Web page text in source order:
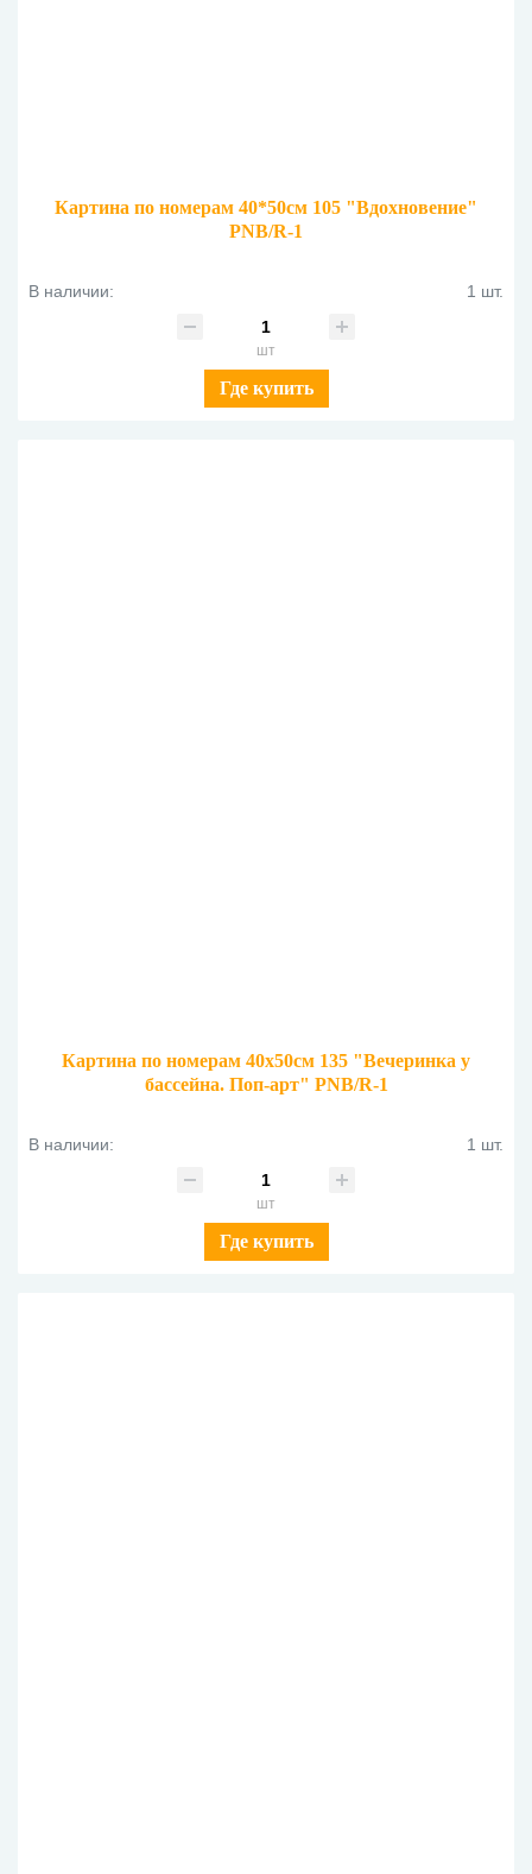
Картина по номерам 40*50см 105 "Вдохновение"
PNB/R-1
В наличии: 1 шт.
шт
Где купить
Картина по номерам 40х50см 135 "Вечеринка у
бассейна. Поп-арт" PNB/R-1
В наличии: 1 шт.
шт
Где купить